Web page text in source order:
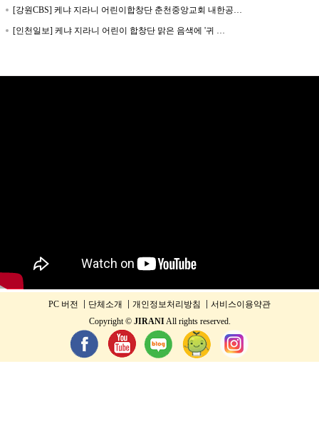
[강원CBS] 케냐 지라니 어린이합창단 춘천중앙교회 내한공…
[인천일보] 케냐 지라니 어린이 합창단 맑은 음색에 '귀 …
PC 버전 단체소개 개인정보처리방침
서비스이용약관
Copyright © JIRANIAll rights reserved.